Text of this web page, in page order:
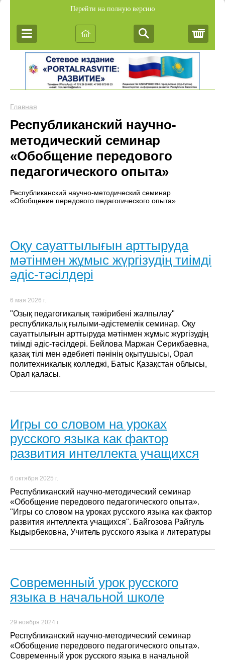
Перейти на полную версию
Главная
Республиканский научно-
методический семинар
«Обобщение передового
педагогического опыта»
Республиканский научно-методический семинар
«Обобщение передового педагогического опыта»
Оқу сауаттылығын арттыруда
мәтінмен жұмыс жүргізудің тиімді
әдіс-тәсілдері
6 мая 2026 г.
"Озық педагогикалық тәжірибені жалпылау"
республикалық ғылыми-әдістемелік семинар. Оқу
сауаттылығын арттыруда мәтінмен жұмыс жүргізудің
тиімді әдіс-тәсілдері. Бейлова Маржан Серикбаевна,
қазақ тілі мен әдебиеті пәнінің оқытушысы, Орал
политехникалық колледжі, Батыс Қазақстан облысы,
Орал қаласы.
Игры со словом на уроках
русского языка как фактор
развития интеллекта учащихся
6 октября 2025 г.
Республиканский научно-методический семинар
«Обобщение передового педагогического опыта».
"Игры со словом на уроках русского языка как фактор
развития интеллекта учащихся". Байгозова Райгуль
Кыдырбековна, Учитель русского языка и литературы
Современный урок русского
языка в начальной школе
29 ноября 2024 г.
Республиканский научно-методический семинар
«Обобщение передового педагогического опыта».
Современный урок русского языка в начальной